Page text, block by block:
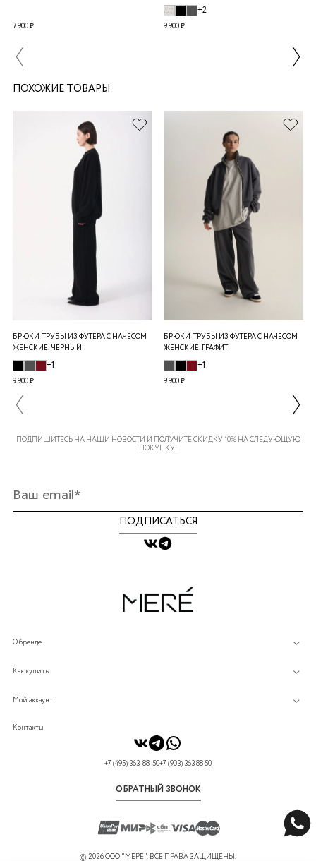
7 900 ₽
+2
9 900 ₽
ПОХОЖИЕ ТОВАРЫ
БРЮКИ-ТРУБЫ ИЗ ФУТЕРА С НАЧЕСОМ
ЖЕНСКИЕ, ЧЕРНЫЙ
+1
9 900 ₽
БРЮКИ-ТРУБЫ ИЗ ФУТЕРА С НАЧЕСОМ
ЖЕНСКИЕ, ГРАФИТ
+1
9 900 ₽
ПОДПИШИТЕСЬ НА НАШИ НОВОСТИ И ПОЛУЧИТЕ СКИДКУ 10% НА СЛЕДУЮЩУЮ
ПОКУПКУ!
ПОДПИСАТЬСЯ
О бренде
Как купить
Мой аккаунт
Контакты
+7 (495) 363-88-50+7 (903) 363 88 50
ОБРАТНЫЙ ЗВОНОК
© 2026 ООО "МЕРЕ". ВСЕ ПРАВА ЗАЩИЩЕНЫ.